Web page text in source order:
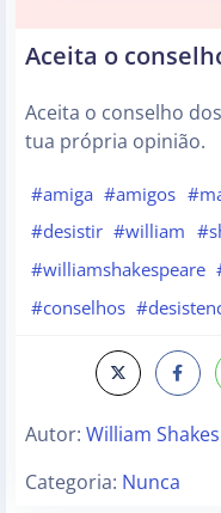
Aceita o
Aceita o conselho
tua própria opinião.
#amiga #amigos
#desistir #william
#williamshakespeare
#conselhos
Autor: William
Categoria: Nunca